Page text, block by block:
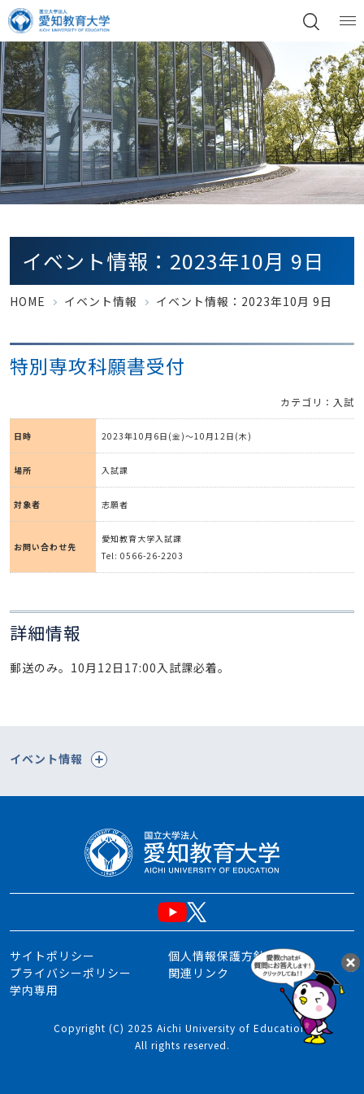
イベント情報：2023年10月 9日
HOME イベント情報 イベント情報：2023年10月 9日
特別専攻科願書受付
カテゴリ：入試
日時 2023年10月6日(金)～10月12日(木)
場所 入試課
対象者 志願者
お問い合わせ先
愛知教育大学入試課
Tel: 0566-26-2203
詳細情報
郵送のみ。10月12日17:00入試課必着。
イベント情報
サイトポリシー
個人情報保護方針
プライバシーポリシー
関連リンク
学内専用
Copyright (C) 2025 Aichi University of Education.
All rights reserved.